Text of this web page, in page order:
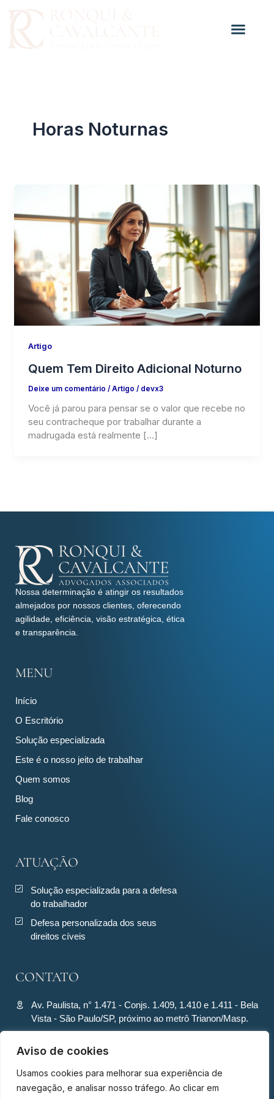
Aviso de cookies
Usamos cookies para melhorar sua experiência de
navegação, e analisar nosso tráfego. Ao clicar em
Horas Noturnas
Artigo
Quem Tem Direito Adicional Noturno
Deixe um comentário / Artigo / devx3
Você já parou para pensar se o valor que recebe no
seu contracheque por trabalhar durante a
madrugada está realmente […]
Nossa determinação é atingir os resultados
almejados por nossos clientes, oferecendo
agilidade, eficiência, visão estratégica, ética
e transparência.
MENU
Início
O Escritório
Solução especializada
Este é o nosso jeito de trabalhar
Quem somos
Blog
Fale conosco
ATUAÇÃO
Solução especializada para a defesa
do trabalhador
Defesa personalizada dos seus
direitos cíveis
CONTATO
Av. Paulista, n° 1.471 - Conjs. 1.409, 1.410 e 1.411 - Bela
Vista - São Paulo/SP, próximo ao metrô Trianon/Masp.
(11) 94280-4701